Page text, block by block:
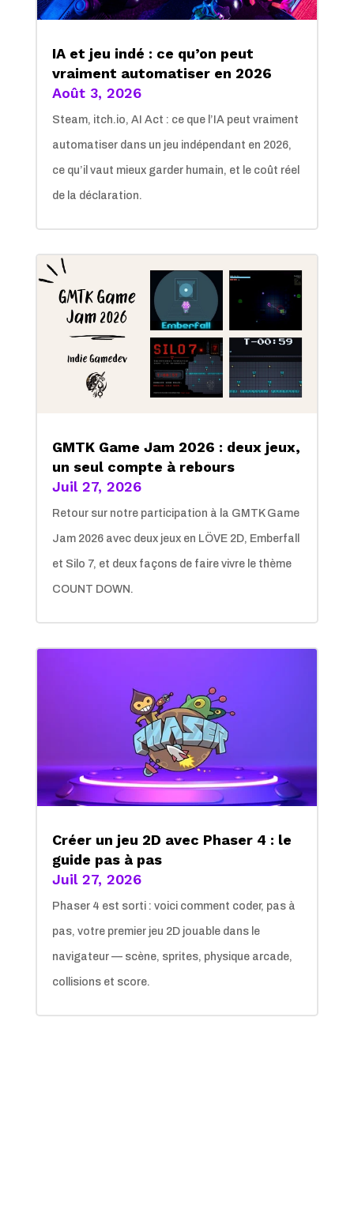
IA et jeu indé : ce qu’on peut
vraiment automatiser en 2026
Août 3, 2026
Steam, itch.io, AI Act : ce que l’IA peut vraiment
automatiser dans un jeu indépendant en 2026,
ce qu’il vaut mieux garder humain, et le coût réel
de la déclaration.
GMTK Game Jam 2026 : deux jeux,
un seul compte à rebours
Juil 27, 2026
Retour sur notre participation à la GMTK Game
Jam 2026 avec deux jeux en LÖVE 2D, Emberfall
et Silo 7, et deux façons de faire vivre le thème
COUNT DOWN.
Créer un jeu 2D avec Phaser 4 : le
guide pas à pas
Juil 27, 2026
Phaser 4 est sorti : voici comment coder, pas à
pas, votre premier jeu 2D jouable dans le
navigateur — scène, sprites, physique arcade,
collisions et score.